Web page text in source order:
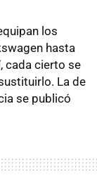
los
hasta
cada cierto se
La de
se publicó